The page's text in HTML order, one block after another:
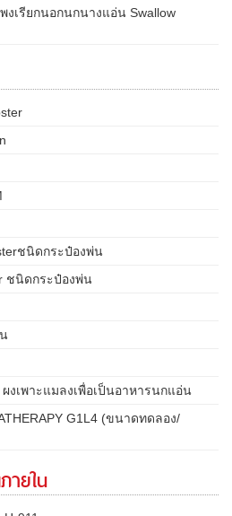
เรียกนอกนกนางแอ่น Swallow
ชนิดกระป๋องพ่น
ชนิดกระป๋องพ่น
งเพาะแมลงเพื่อเป็นอาหารนกแอ่น
G1L4 (ขนาดทดลอง/
ายใน